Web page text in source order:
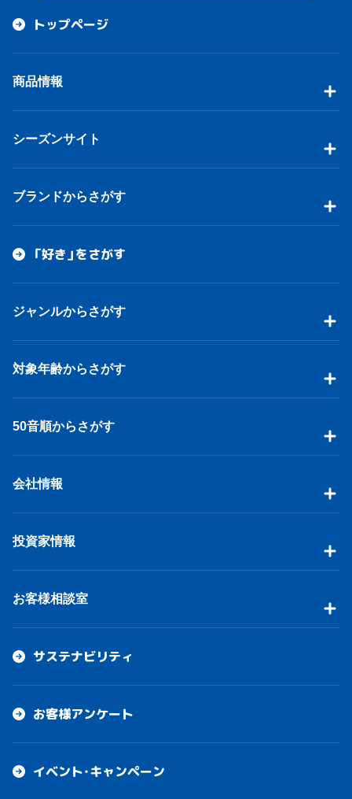
トップページ
商品情報
シーズンサイト
ブランドからさがす
「好き」をさがす
ジャンルからさがす
対象年齢からさがす
50音順からさがす
会社情報
投資家情報
お客様相談室
サステナビリティ
お客様アンケート
イベント・キャンペーン